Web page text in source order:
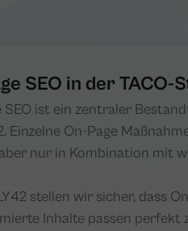
SEO in der
SEO ist ein zentraler
Einzelne On-Page
nur in Kombination mit
stellen wir sicher, dass
Inhalte passen perfekt